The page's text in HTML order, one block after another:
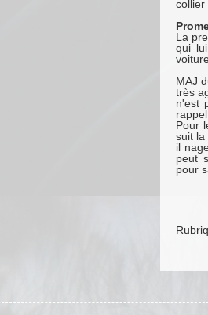
collier
La
qui
MAJ
très
n'est
Pour
suit la
il
peut
pour